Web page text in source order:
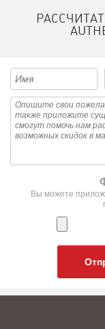
Вы можете